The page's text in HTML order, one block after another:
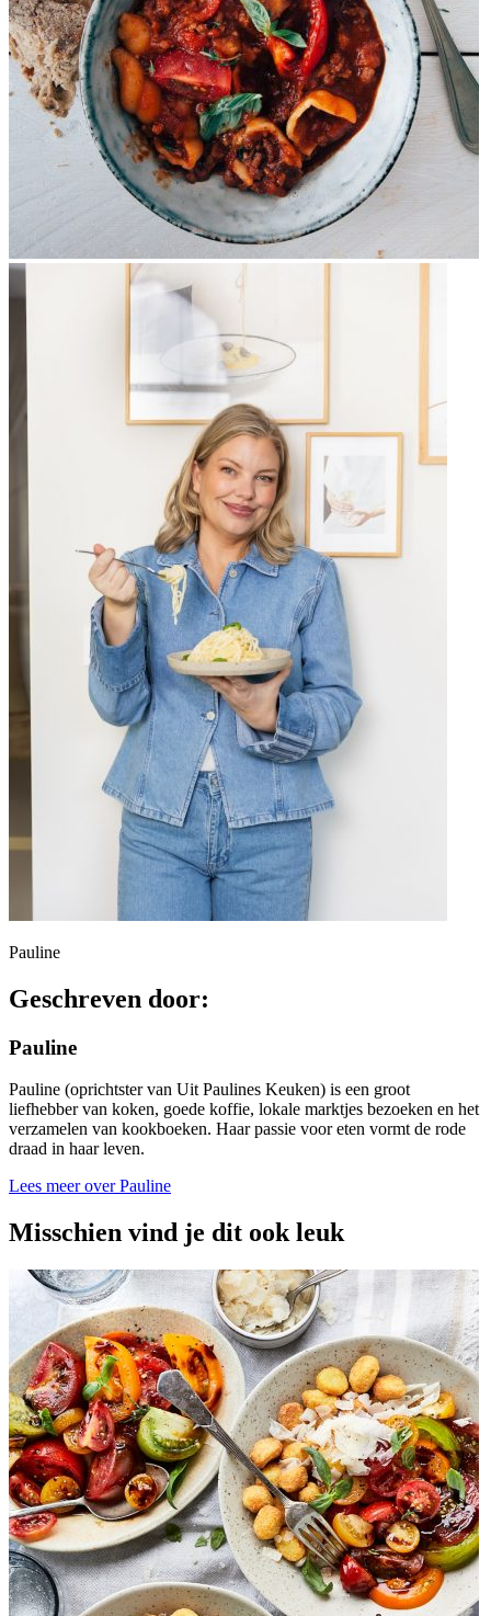
Pauline
Geschreven door:
Pauline
Pauline (oprichtster van Uit Paulines Keuken) is een groot
liefhebber van koken, goede koffie, lokale marktjes bezoeken en het
verzamelen van kookboeken. Haar passie voor eten vormt de rode
draad in haar leven.
Lees meer over Pauline
Misschien vind je dit ook leuk